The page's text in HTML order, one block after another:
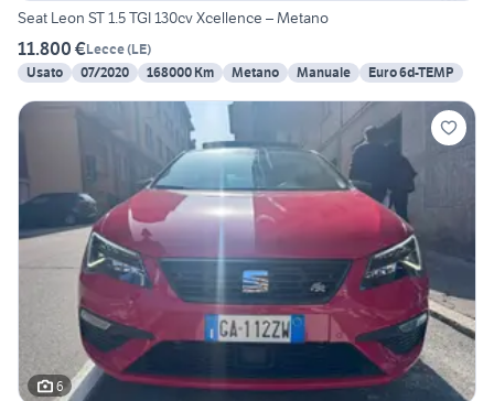
Seat Leon ST 1.5 TGI 130cv Xcellence – Metano
11.800 €Lecce(LE)
Usato
07/2020 168000 Km Metano Manuale Euro 6d-TEMP
6